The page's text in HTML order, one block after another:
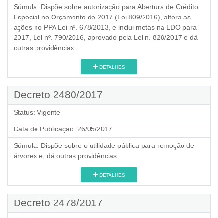
Súmula: Dispõe sobre autorização para Abertura de Crédito
Especial no Orçamento de 2017 (Lei 809/2016), altera as
ações no PPA Lei nº. 678/2013, e inclui metas na LDO para
2017, Lei nº. 790/2016, aprovado pela Lei n. 828/2017 e dá
outras providências.
DETALHES
Decreto 2480/2017
Status: Vigente
Data de Publicação: 26/05/2017
Súmula: Dispõe sobre o utilidade pública para remoção de
árvores e, dá outras providências.
DETALHES
Decreto 2478/2017